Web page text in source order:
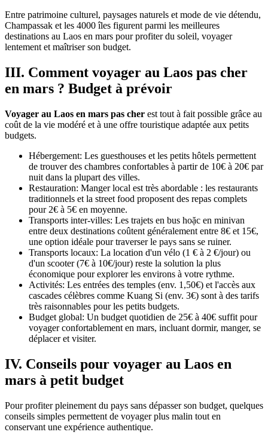
Entre patrimoine culturel, paysages naturels et mode de vie détendu,
Champassak et les 4000 îles figurent parmi les meilleures
destinations au Laos en mars pour profiter du soleil, voyager
lentement et maîtriser son budget.
III. Comment voyager au Laos pas cher
en mars ? Budget à prévoir
Voyager au Laos en mars pas cher est tout à fait possible grâce au
coût de la vie modéré et à une offre touristique adaptée aux petits
budgets.
Hébergement: Les guesthouses et les petits hôtels permettent
de trouver des chambres confortables à partir de 10€ à 20€ par
nuit dans la plupart des villes.
Restauration: Manger local est très abordable : les restaurants
traditionnels et la street food proposent des repas complets
pour 2€ à 5€ en moyenne.
Transports inter-villes: Les trajets en bus hoặc en minivan
entre deux destinations coûtent généralement entre 8€ et 15€,
une option idéale pour traverser le pays sans se ruiner.
Transports locaux: La location d'un vélo (1 € à 2 €/jour) ou
d'un scooter (7€ à 10€/jour) reste la solution la plus
économique pour explorer les environs à votre rythme.
Activités: Les entrées des temples (env. 1,50€) et l'accès aux
cascades célèbres comme Kuang Si (env. 3€) sont à des tarifs
très raisonnables pour les petits budgets.
Budget global: Un budget quotidien de 25€ à 40€ suffit pour
voyager confortablement en mars, incluant dormir, manger, se
déplacer et visiter.
IV. Conseils pour voyager au Laos en
mars à petit budget
Pour profiter pleinement du pays sans dépasser son budget, quelques
conseils simples permettent de voyager plus malin tout en
conservant une expérience authentique.